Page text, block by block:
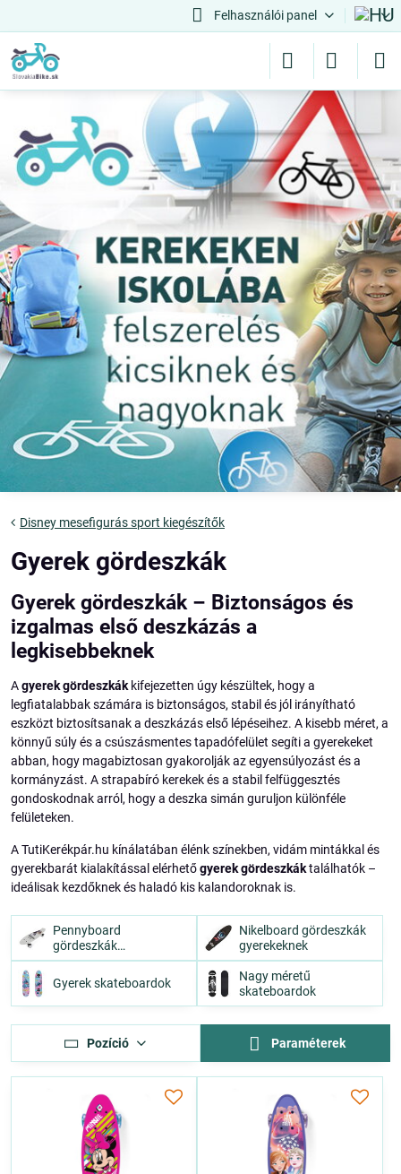
Felhasználói panel
Disney mesefigurás sport kiegészítők
Gyerek gördeszkák
Gyerek gördeszkák – Biztonságos és
izgalmas első deszkázás a
legkisebbeknek
Agyerek gördeszkák kifejezetten úgy készültek, hogy a
legfiatalabbak számára is biztonságos, stabil és jól irányítható
eszközt biztosítsanak a deszkázás első lépéseihez. A kisebb méret, a
könnyű súly és a csúszásmentes tapadófelület segíti a gyerekeket
abban, hogy magabiztosan gyakorolják az egyensúlyozást és a
kormányzást. A strapabíró kerekek és a stabil felfüggesztés
gondoskodnak arról, hogy a deszka simán guruljon különféle
felületeken.
A TutiKerékpár.hu kínálatában élénk színekben, vidám mintákkal és
gyerekbarát kialakítással elérhetőgyerek gördeszkáktalálhatók –
ideálisak kezdőknek és haladó kis kalandoroknak is.
Pennyboard
gördeszkák
gyerekeknek
Nikelboard gördeszkák
gyerekeknek
Gyerek skateboardok
Nagy méretű
skateboardok
Pozíció Paraméterek